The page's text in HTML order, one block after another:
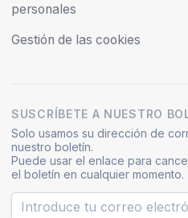
personales
Gestión de las cookies
SUSCRÍBETE A NUESTRO
Solo usamos su dirección de
nuestro boletín.
Puede usar el enlace para
el boletín en cualquier momento.